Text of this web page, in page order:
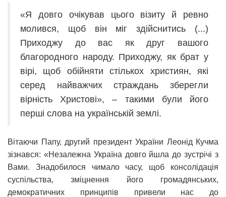
«Я довго очікував цього візиту й ревно
молився, щоб він міг здійснитись (...)
Приходжу до вас як друг вашого
благородного народу. Приходжу, як брат у
вірі, щоб обійняти стількох християн, які
серед найважчих страждань зберегли
вірність Христові», – такими були його
перші слова на українській землі.
Вітаючи Папу, другий президент України Леонід Кучма
зізнався: «Незалежна Україна довго йшла до зустрічі з
Вами. Знадобилося чимало часу, щоб консолідація
суспільства, зміцнення його громадянських,
демократичних принципів привели нас до